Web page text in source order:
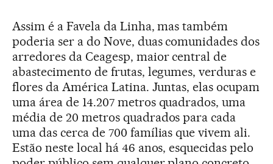
Assim é a Favela da Linha, mas também
poderia ser a do Nove, duas comunidades dos
arredores da Ceagesp, maior central de
abastecimento de frutas, legumes, verduras e
flores da América Latina. Juntas, elas ocupam
uma área de 14.207 metros quadrados, uma
média de 20 metros quadrados para cada
uma das cerca de 700 famílias que vivem ali.
Estão neste local há 46 anos, esquecidas pelo